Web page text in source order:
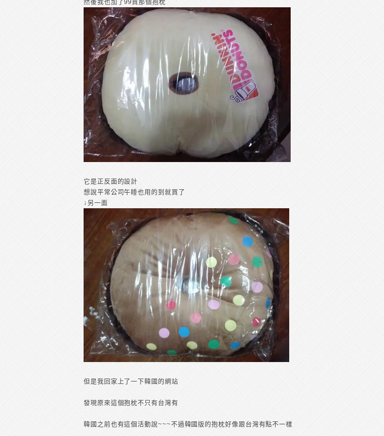
然後我也加了99買那個抱枕
它是正反面的設計
想說平常公司午睡也用的到就買了
↓另一面
但是我回家上了一下韓國的網站
發現原來這個抱枕不只有台灣有
韓國之前也有這個活動說~~~不過韓國版的抱枕好像跟台灣有點不一樣